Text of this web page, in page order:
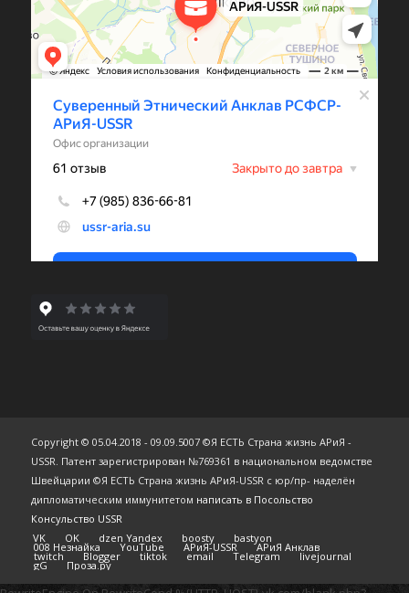
Copyright © 05.04.2018 - 09.09.5007 ©Я ЕСТЬ Страна жизнь АРиЯ -
USSR. Патент зарегистрирован №769361 в национальном ведомстве
Швейцарии ©Я ЕСТЬ Страна жизнь АРиЯ-USSR с юр/пр- наделён
дипломатическим иммунитетом написать в Посольство
Консульство USSR
VK
OK dzen Yandex boosty bastyon
008 Незнайка YouTube АРиЯ-USSR АРиЯ Анклав
twitch Blogger tiktok email Telegram livejournal
gG Проза.ру